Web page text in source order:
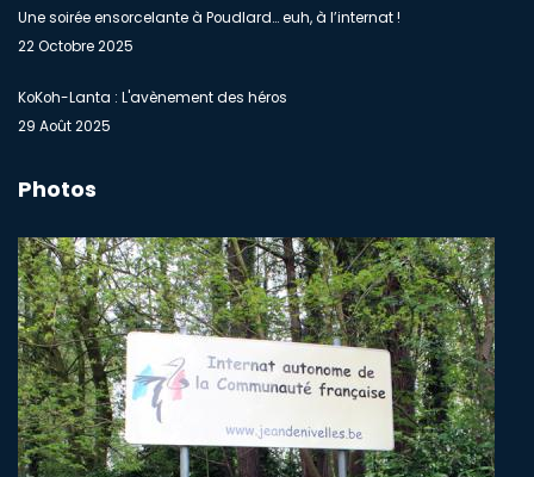
Une soirée ensorcelante à Poudlard… euh, à l’internat !
22 Octobre 2025
KoKoh-Lanta : L'avènement des héros
29 Août 2025
Photos